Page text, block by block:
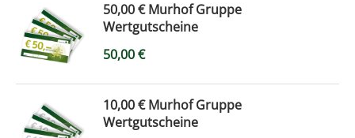
50,00 € Murhof Gruppe
Wertgutscheine
50,00€
10,00 € Murhof Gruppe
Wertgutscheine